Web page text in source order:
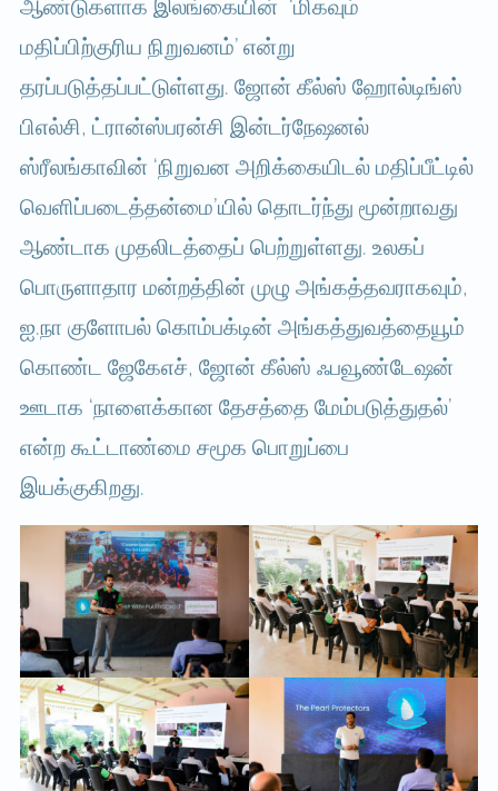
ஆண்டுகளாக இலங்கையின் ‘மிகவும்
மதிப்பிற்குரிய நிறுவனம்’ என்று
தரப்படுத்தப்பட்டுள்ளது. ஜோன் கீல்ஸ் ஹோல்டிங்ஸ்
பிஎல்சி, ட்ரான்ஸ்பரன்சி இன்டர்நேஷனல்
ஸ்ரீலங்காவின் ‘நிறுவன அறிக்கையிடல் மதிப்பீட்டில்
வெளிப்படைத்தன்மை’யில் தொடர்ந்து மூன்றாவது
ஆண்டாக முதலிடத்தைப் பெற்றுள்ளது. உலகப்
பொருளாதார மன்றத்தின் முழு அங்கத்தவராகவும்,
ஐ.நா குளோபல் கொம்பக்டின் அங்கத்துவத்தையூம்
கொண்ட ஜேகேஎச், ஜோன் கீல்ஸ் ஃபவூண்டேஷன்
ஊடாக ‘நாளைக்கான தேசத்தை மேம்படுத்துதல்’
என்ற கூட்டாண்மை சமூக பொறுப்பை
இயக்குகிறது.